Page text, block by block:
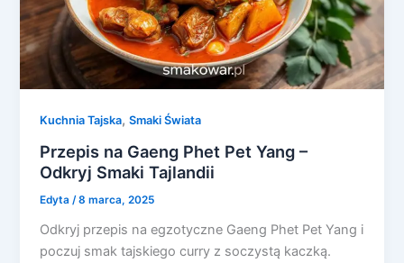
Kuchnia Tajska,Smaki Świata
Przepis na Gaeng Phet Pet Yang –
Odkryj Smaki Tajlandii
Edyta/8 marca, 2025
Odkryj przepis na egzotyczne Gaeng Phet Pet Yang i
poczuj smak tajskiego curry z soczystą kaczką.